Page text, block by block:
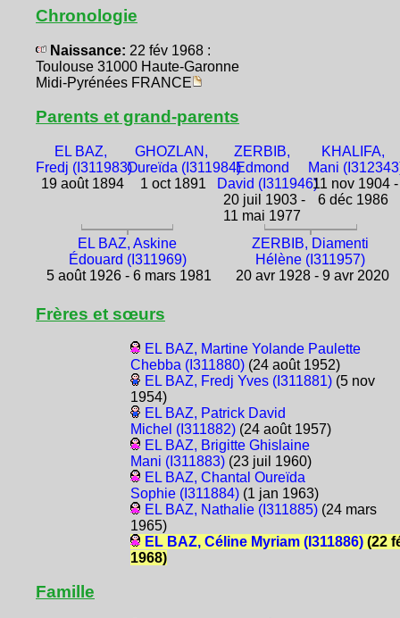
Chronologie
Naissance: 22 fév 1968 :
Toulouse 31000 Haute-Garonne
Midi-Pyrénées FRANCE
Parents et grand-parents
EL BAZ,
Fredj (I311983)
19 août 1894
GHOZLAN,
Oureïda (I311984)
1 oct 1891
ZERBIB,
Edmond
David (I311946)
20 juil 1903 -
11 mai 1977
KHALIFA,
Mani
11 nov 1904 -
6 déc 1986
EL BAZ, Askine
Édouard (I311969)
5 août 1926 - 6 mars 1981
ZERBIB, Diamenti
Hélène (I311957)
20 avr 1928 - 9 avr 2020
Frères et sœurs
EL BAZ, Martine Yolande Paulette
Chebba (I311880)(24 août 1952)
EL BAZ, Fredj Yves (I311881)(5 nov
1954)
EL BAZ, Patrick David
Michel (I311882)(24 août 1957)
EL BAZ, Brigitte Ghislaine
Mani (I311883)(23 juil 1960)
EL BAZ, Chantal Oureïda
Sophie (I311884)(1 jan 1963)
EL BAZ, Nathalie (I311885)(24 mars
1965)
EL BAZ, Céline Myriam (I311886)(22
1968)
Famille